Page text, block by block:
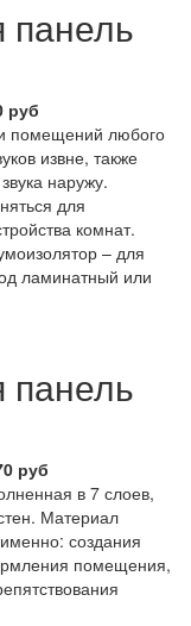
панель
руб
помещений любого
извне, также
наружу.
для
комнат.
– для
ламинатный или
панель
руб
в 7 слоев,
Материал
создания
помещения,